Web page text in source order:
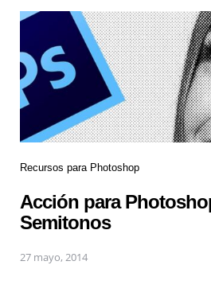
Recursos para Photoshop
Acción para
Semitonos
27 mayo, 2014